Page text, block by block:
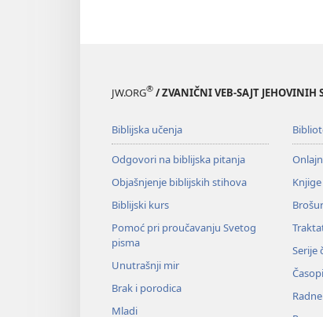
JW.ORG® / ZVANIČNI VEB-SAJT JEHOVINIH
Biblijska učenja
Odgovori na biblijska pitanja
Objašnjenje biblijskih stihova
Biblijski kurs
Pomoć pri proučavanju Svetog
pisma
Unutrašnji mir
Brak i porodica
Mladi
Knjige
Serije